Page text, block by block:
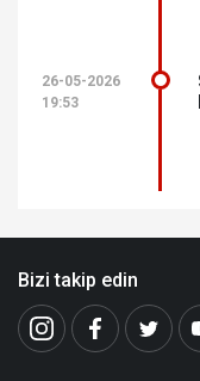
26-05-2026
19:53
Bizi takip edin